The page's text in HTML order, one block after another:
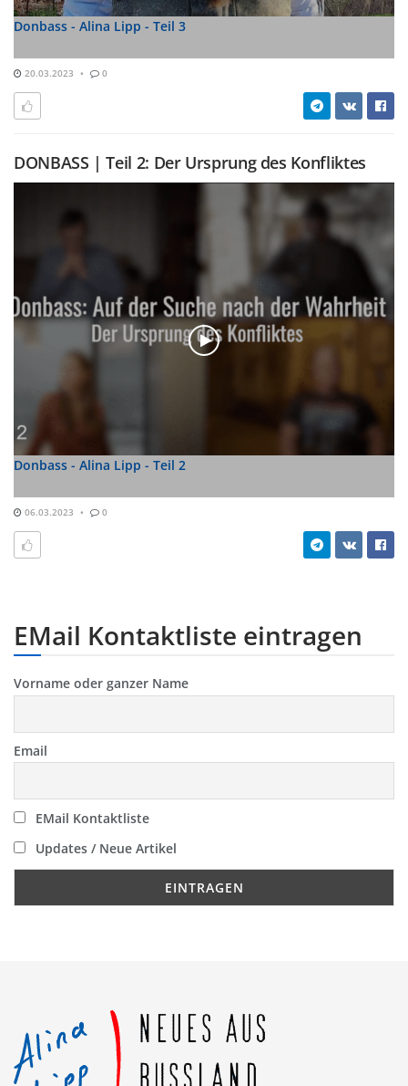
Donbass - Alina Lipp - Teil 3
20.03.2023 0
DONBASS | Teil 2: Der Ursprung des Konfliktes
Donbass - Alina Lipp - Teil 2
06.03.2023 0
EMail Kontaktliste eintragen
Vorname oder ganzer Name
Email
EMail Kontaktliste
Updates / Neue Artikel